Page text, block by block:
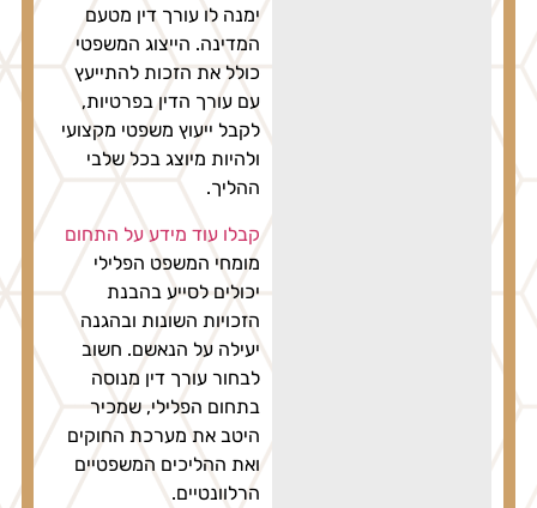
ימנה לו עורך דין מטעם
המדינה. הייצוג המשפטי
כולל את הזכות להתייעץ
עם עורך הדין בפרטיות,
לקבל ייעוץ משפטי מקצועי
ולהיות מיוצג בכל שלבי
ההליך.
קבלו עוד מידע על התחום
מומחי המשפט הפלילי
יכולים לסייע בהבנת
הזכויות השונות ובהגנה
יעילה על הנאשם. חשוב
לבחור עורך דין מנוסה
בתחום הפלילי, שמכיר
היטב את מערכת החוקים
ואת ההליכים המשפטיים
הרלוונטיים.